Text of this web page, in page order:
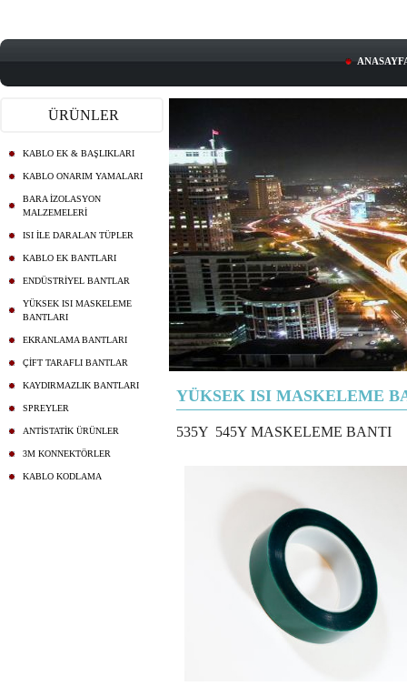
ÜRÜNLER
KABLO EK & BAŞLIKLARI
KABLO ONARIM YAMALARI
BARA İZOLASYON
MALZEMELERİ
ISI İLE DARALAN TÜPLER
KABLO EK BANTLARI
ENDÜSTRİYEL BANTLAR
YÜKSEK ISI MASKELEME
BANTLARI
EKRANLAMA BANTLARI
ÇİFT TARAFLI BANTLAR
KAYDIRMAZLIK BANTLARI
SPREYLER
ANTİSTATİK ÜRÜNLER
3M KONNEKTÖRLER
KABLO KODLAMA
YÜKSEK ISI MASKELEME
535Y 545Y MASKELEME BANTI